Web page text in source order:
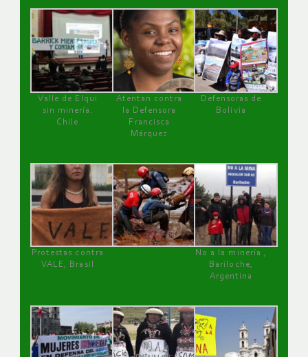
Valle de Elqui
sin minería.
Chile
Atentan contra
la Defensora
Francisca
Márquez
Defensoras de
Bolivia
Protestas contra
VALE, Brasil
No a la minería ,
Bariloche,
Argentina